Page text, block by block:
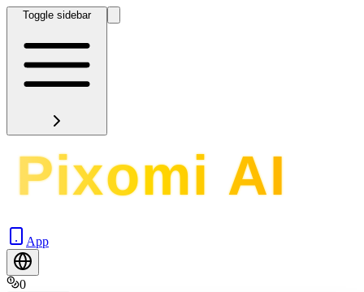
Toggle sidebar
App
0